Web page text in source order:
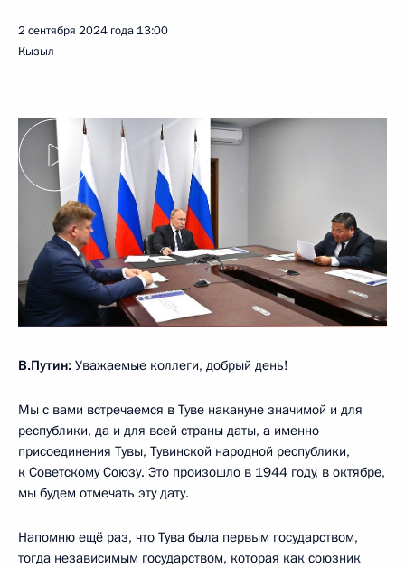
2 сентября 2024 года 13:00
Кызыл
В.Путин: Уважаемые коллеги, добрый день!
Мы с вами встречаемся в Туве накануне значимой и для
республики, да и для всей страны даты, а именно
присоединения Тувы, Тувинской народной республики,
к Советскому Союзу. Это произошло в 1944 году, в октябре,
мы будем отмечать эту дату.
Напомню ещё раз, что Тува была первым государством,
тогда независимым государством, которая как союзник